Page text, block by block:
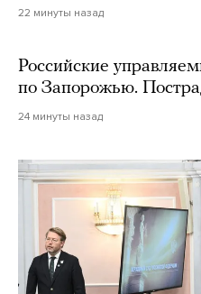
22 минуты назад
Российские
по Запорожью.
24 минуты назад